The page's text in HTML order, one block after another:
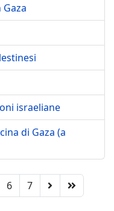
israeliane
di Gaza (a
6 7